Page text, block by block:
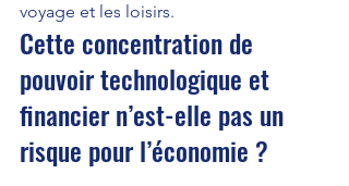
voyage et les loisirs.
Cette concentration de
pouvoir technologique et
financier n’est-elle pas un
risque pour l’économie ?